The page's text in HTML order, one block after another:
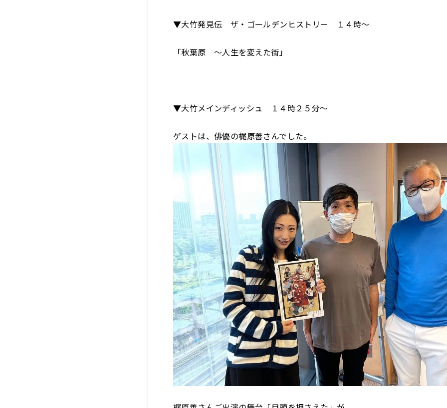
▼大竹発見伝 ザ・ゴールデンヒストリー １４時～
「秋葉原 ～人生を変えた街」
▼大竹メインディッシュ １４時２５分～
ゲストは、俳優の梶原善さんでした。